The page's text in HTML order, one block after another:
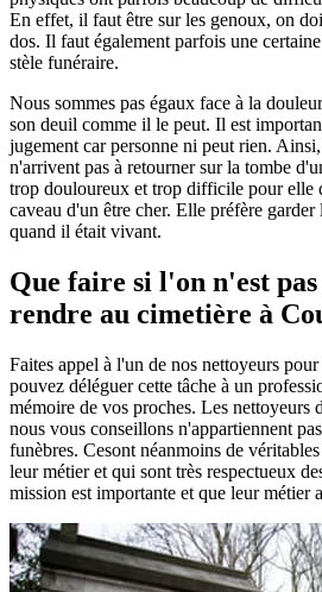
En effet, il faut être sur les genoux, on
dos. Il faut également parfois une
stèle funéraire.
Nous sommes pas égaux face à la
son deuil comme il le peut. Il est
jugement car personne ni peut rien.
n'arrivent pas à retourner sur la tombe
trop douloureux et trop difficile pour elle
caveau d'un être cher. Elle préfère
quand il était vivant.
Que faire si l'on n'est pas
rendre au cimetière à
Faites appel à l'un de nos nettoyeurs
pouvez déléguer cette tâche à un
mémoire de vos proches. Les nettoyeurs
nous vous conseillons n'appartiennent
funèbres. Cesont néanmoins de
leur métier et qui sont très respectueux
mission est importante et que leur métier